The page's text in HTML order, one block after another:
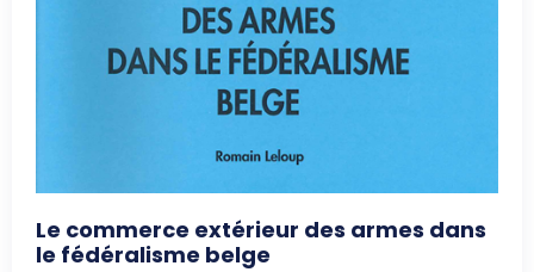
Le commerce extérieur des armes dans
le fédéralisme belge